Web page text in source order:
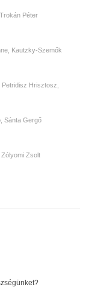
Péter
Kautzky-Szemők
Hrisztosz,
Sánta Gergő
Zsolt